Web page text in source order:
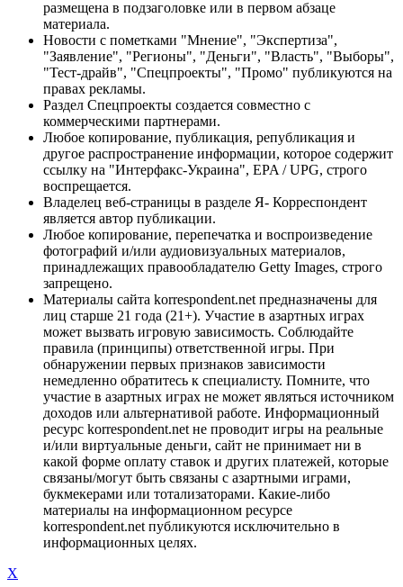
размещена в подзаголовке или в первом абзаце
материала.
Новости с пометками "Мнение", "Экспертиза",
"Заявление", "Регионы", "Деньги", "Власть", "Выборы",
"Тест-драйв", "Спецпроекты", "Промо" публикуются на
правах рекламы.
Раздел Спецпроекты создается совместно с
коммерческими партнерами.
Любое копирование, публикация, републикация и
другое распространение информации, которое содержит
ссылку на "Интерфакс-Украина", EPA / UPG, строго
воспрещается.
Владелец веб-страницы в разделе Я- Корреспондент
является автор публикации.
Любое копирование, перепечатка и воспроизведение
фотографий и/или аудиовизуальных материалов,
принадлежащих правообладателю Getty Images, строго
запрещено.
Материалы сайта korrespondent.net предназначены для
лиц старше 21 года (21+). Участие в азартных играх
может вызвать игровую зависимость. Соблюдайте
правила (принципы) ответственной игры. При
обнаружении первых признаков зависимости
немедленно обратитесь к специалисту. Помните, что
участие в азартных играх не может являться источником
доходов или альтернативой работе. Информационный
ресурс korrespondent.net не проводит игры на реальные
и/или виртуальные деньги, сайт не принимает ни в
какой форме оплату ставок и других платежей, которые
связаны/могут быть связаны с азартными играми,
букмекерами или тотализаторами. Какие-либо
материалы на информационном ресурсе
korrespondent.net публикуются исключительно в
информационных целях.
X